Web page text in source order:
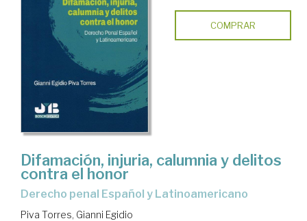
COMPRAR
Difamación, injuria, calumnia y delitos
contra el honor
Derecho penal Español y Latinoamericano
Piva Torres, Gianni Egidio